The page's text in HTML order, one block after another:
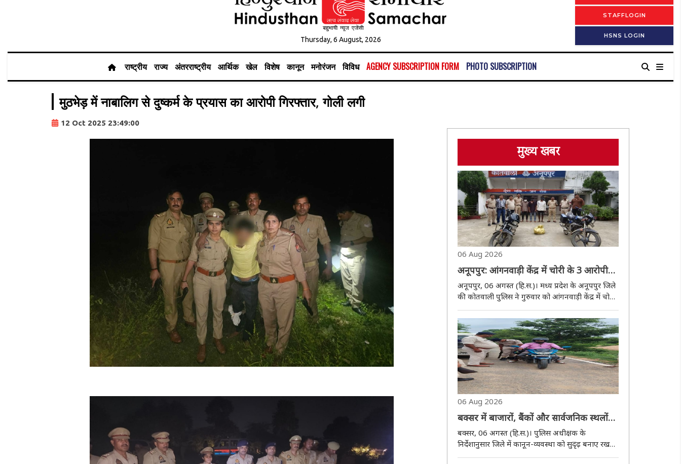
Thursday, 6 August, 2026
STAFFLOGIN
HSNS LOGIN
राष्ट्रीय राज्य अंतरराष्ट्रीय आर्थिक खेल विशेष कानून मनोरंजन विविध AGENCY SUBSCRIPTION FORM PHOTO SUBSCRIPTION
मुठभेड़ में नाबालिग से दुष्कर्म के प्रयास का आरोपी गिरफ्तार, गोली लगी
12 Oct 2025 23:49:00
मुख्य खबर
06 Aug 2026
अनूपपुर: आंगनवाड़ी केंद्र में चोरी के 3 आरोपी
गिरफ्तार, 3 फरार, बर्तन और 2 बाइक जब्त
अनूपपुर, 06 अगस्त (हि.स.)। मध्य प्रदेश के अनूपपुर जिले
की कोतवाली पुलिस ने गुरुवार को आंगनवाड़ी केंद्र में चोरी
के मामले में तीन आरोपियों को गिरफ्तार किया है। पुलिस ने
उनके पास से चोरी के बर्तन, ताला तोड़ने के औजार और दो
बाइक जब्त की हैं। इस मामल..
06 Aug 2026
बक्सर में बाजारों, बैंकों और सार्वजनिक स्थलों
पर पुलिस की पैनी नजर, वाहन जांच अभियान
भी जारी
बक्सर, 06 अगस्त (हि.स.)। पुलिस अधीक्षक के
निर्देशानुसार जिले में कानून-व्यवस्था को सुदृढ़ बनाए रखने
तथा अपराध एवं अपराधियों पर प्रभावी अंकुश लगाने के